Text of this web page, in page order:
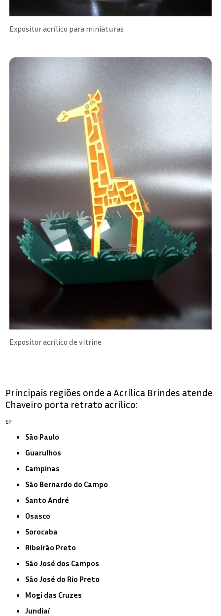
Expositor acrílico para miniaturas
Expositor acrílico de vitrine
Principais regiões onde a Acrílica Brindes atende
Chaveiro porta retrato acrílico:
SP
São Paulo
Guarulhos
Campinas
São Bernardo do Campo
Santo André
Osasco
Sorocaba
Ribeirão Preto
São José dos Campos
São José do Rio Preto
Mogi das Cruzes
Jundiaí